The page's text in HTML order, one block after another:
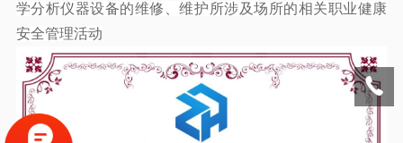
学分析仪器设备的维修、维护所涉及场所的相关职业健康
安全管理活动